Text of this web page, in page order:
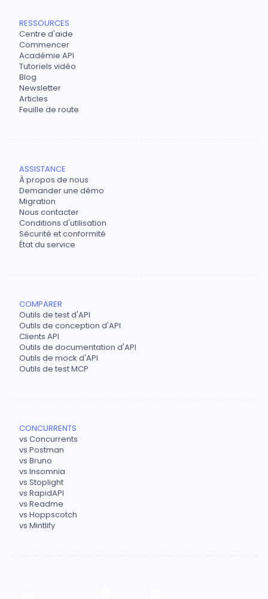
RESSOURCES
Centre d'aide
Commencer
Académie API
Tutoriels vidéo
Blog
Newsletter
Articles
Feuille de route
ASSISTANCE
À propos de nous
Demander une démo
Migration
Nous contacter
Conditions d'utilisation
Sécurité et conformité
État du service
COMPARER
Outils de test d'API
Outils de conception d'API
Clients API
Outils de documentation d'API
Outils de mock d'API
Outils de test MCP
CONCURRENTS
vs Concurrents
vs Postman
vs Bruno
vs Insomnia
vs Stoplight
vs RapidAPI
vs Readme
vs Hoppscotch
vs Mintlify